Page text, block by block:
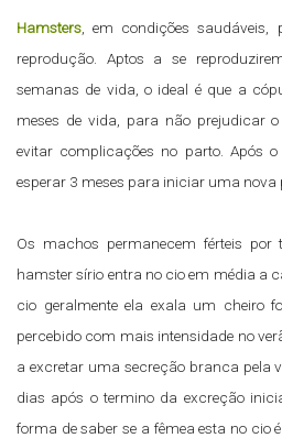
Hamsters , em condições
reprodução. Aptos a se
semanas de vida, o ideal é que a
meses de vida, para não prejudicar
evitar complicações no parto. Após
esperar 3 meses para iniciar uma nova
Os machos permanecem férteis
hamster sírio entra no cio em média a
cio geralmente ela exala um cheiro
percebido com mais intensidade no
a excretar uma secreção branca pela
dias após o termino da excreção
forma de saber se a fêmea esta no cio